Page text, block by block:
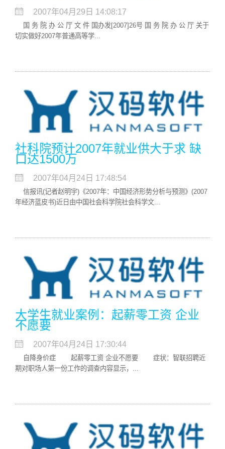
2007年04月29日 14:08:17
国 务 院 办 公 厅 文 件 国办发[2007]26号 国 务 院 办 公 厅 关于
切实做好2007年普通高等学...
社科院预计2007年就业供大于求 缺
口达1500万
2007年04月24日 17:48:54
信报讯(记者赵明宇)《2007年：中国经济形势分析与预测》(2007
年经济蓝皮书)近日由中国社会科学院社会科学文...
大学生就业案例：起薪零工资 企业
不愿要
2007年04月24日 17:30:44
自降身价症 起薪零工资 企业不愿要 症状：智联招聘近
期对职场人第一份工作的调查内容显示，...